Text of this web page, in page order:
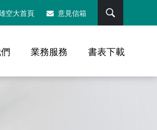
空大首頁 意見信箱
業務服務 書表下載